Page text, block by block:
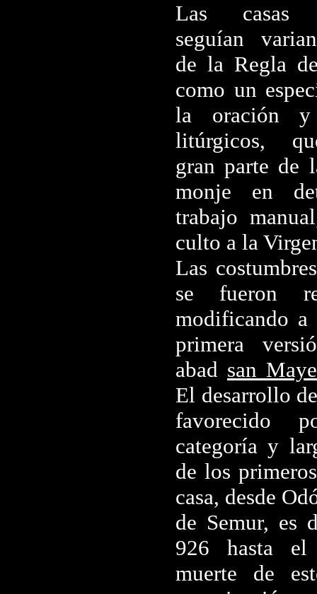
Las casas
seguían
de la Regla
como un
la oración
litúrgicos,
gran parte de
monje en
trabajo
culto a la
Las
se fueron
modificando
primera
abad san
El desarrollo
favorecido
categoría y
de los
casa, desde
de Semur, es
926 hasta
muerte de